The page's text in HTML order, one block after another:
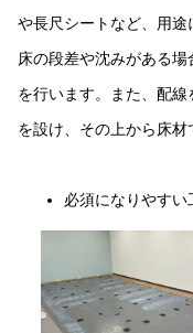
や長尺シートなど、用途
床の段差や沈みがある
を行います。また、配
を設け、その上から床材
必須になりやす